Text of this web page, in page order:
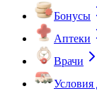
Бонусы
Аптеки
Врачи
Условия